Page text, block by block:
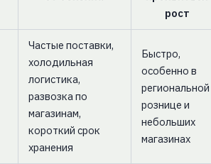
рост
Частые поставки,
холодильная
логистика,
развозка по
магазинам,
короткий срок
хранения
Быстро,
особенно в
региональной
рознице и
небольших
магазинах